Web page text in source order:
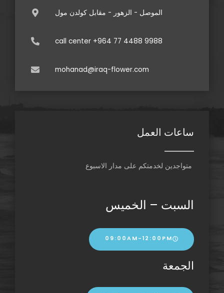
الموصل - الزهور - مقابل كولدن مول
call center +964 77 4488 9988
mohanad@iraq-flower.com
ساعات العمل
السبت – الخميس
09:00AM-12:00PM
الجمعة